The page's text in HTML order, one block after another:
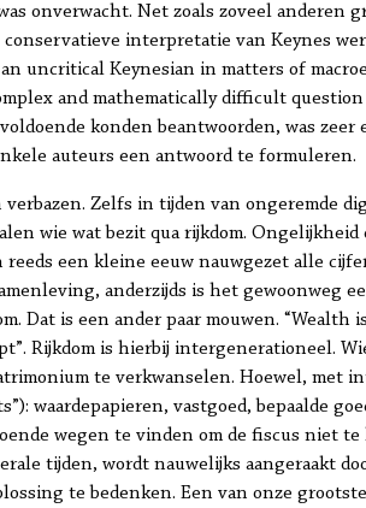
onverwacht. Net zoals zoveel anderen
interpretatie van Keynes
uncritical Keynesian in matters of
and mathematically difficult
konden beantwoorden, was zeer
auteurs een antwoord te formuleren.
Zelfs in tijden van ongeremde
wie wat bezit qua rijkdom. Ongelijkheid
een kleine eeuw nauwgezet alle
anderzijds is het gewoonweg
Dat is een ander paar mouwen. “Wealth
Rijkdom is hierbij intergenerationeel.
te verkwanselen. Hoewel, met
waardepapieren, vastgoed, bepaalde
wegen te vinden om de fiscus niet te
tijden, wordt nauwelijks aangeraakt
te bedenken. Een van onze grootste